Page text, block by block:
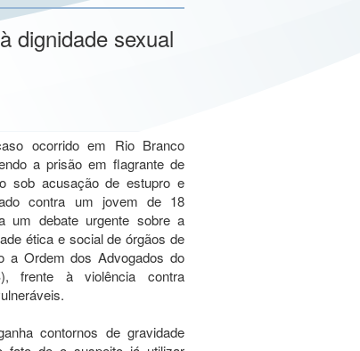
dignidade sexual
ocorrido em Rio Branco
a prisão em flagrante de
sob acusação de estupro e
contra um jovem de 18
um debate urgente sobre a
ética e social de órgãos de
a Ordem dos Advogados do
frente à violência contra
contornos de gravidade